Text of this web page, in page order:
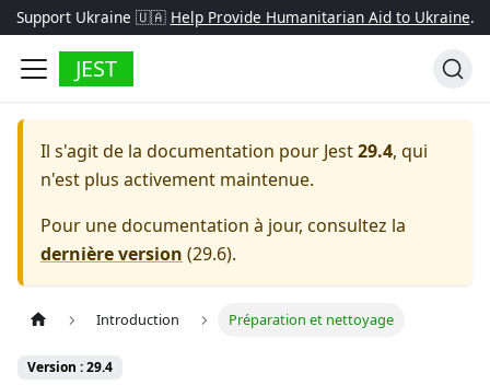
Support Ukraine 🇺🇦 Help Provide Humanitarian Aid to Ukraine.
JEST
Il s'agit de la documentation pour Jest29.4, qui
n'est plus activement maintenue.
Pour une documentation à jour, consultez la
dernière version (29.6).
Introduction Préparation et nettoyage
Version : 29.4